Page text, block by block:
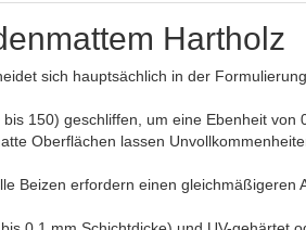
Hartholz
sich hauptsächlich in der
150) geschliffen, um eine Ebenheit von
Oberflächen lassen
Beizen erfordern einen gleichmäßigeren